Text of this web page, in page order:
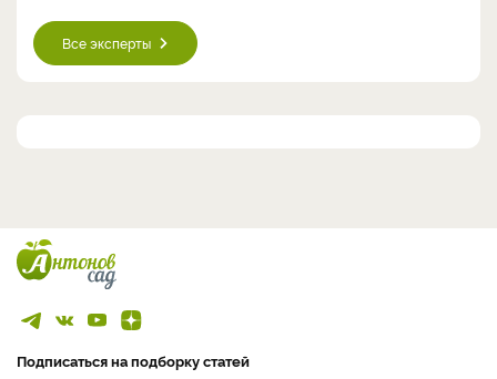
Все эксперты
Подписаться на подборку статей